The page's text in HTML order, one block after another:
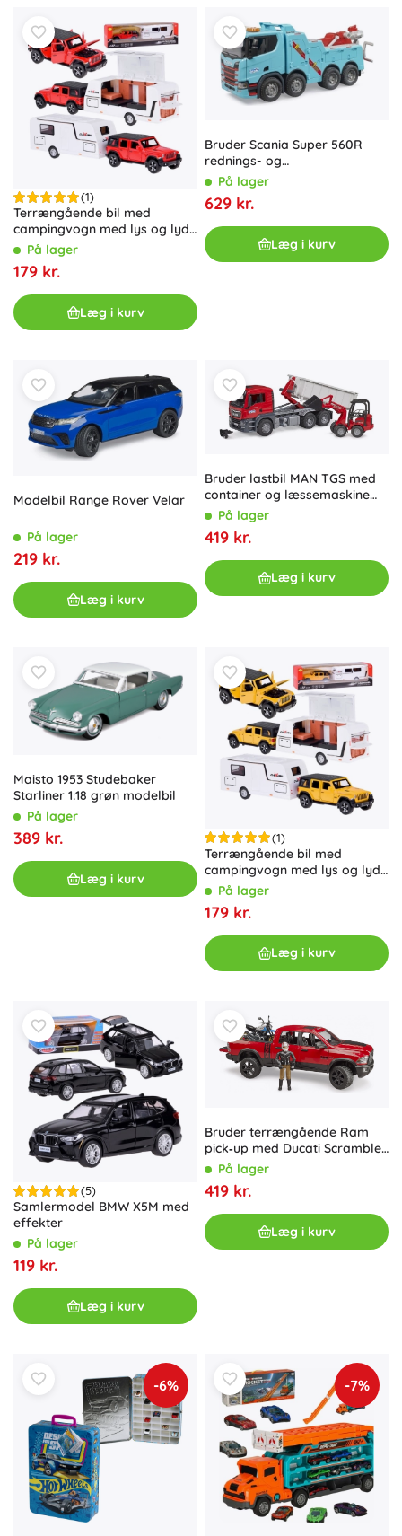
(1)
Terrængående bil med
campingvogn med lys og lyde
1:32 – rød
På lager
179 kr.
Læg i kurv
Bruder Scania Super 560R
rednings- og
bugseringskøretøj med lys og
lyd 1:16
På lager
629 kr.
Læg i kurv
Modelbil Range Rover Velar
På lager
219 kr.
Læg i kurv
Bruder lastbil MAN TGS med
container og læssemaskine
Schaffer Hoflader legetøjssæt
På lager
419 kr.
Læg i kurv
Maisto 1953 Studebaker
Starliner 1:18 grøn modelbil
På lager
389 kr.
Læg i kurv
(1)
Terrængående bil med
campingvogn med lys og lyde
1:32 – gul
På lager
179 kr.
Læg i kurv
(5)
Samlermodel BMW X5M med
effekter
På lager
119 kr.
Læg i kurv
Bruder terrængående Ram
pick‑up med Ducati Scrambler
motorcykel og figur
På lager
419 kr.
Læg i kurv
-6% -7%